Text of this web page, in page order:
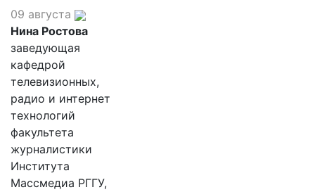
09 августа
Нина Ростова
заведующая
кафедрой
телевизионных,
радио и интернет
технологий
факультета
журналистики
Института
Массмедиа РГГУ,